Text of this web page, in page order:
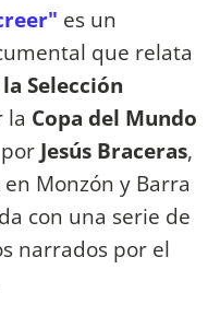
es un
que relata
Selección
la Copa del Mundo
Jesús Braceras,
Monzón y Barra
con una serie de
narrados por el